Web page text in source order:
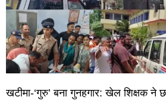
खटीमा-‘गुरु’ बना गुनहगार: खेल शिक्षक ने